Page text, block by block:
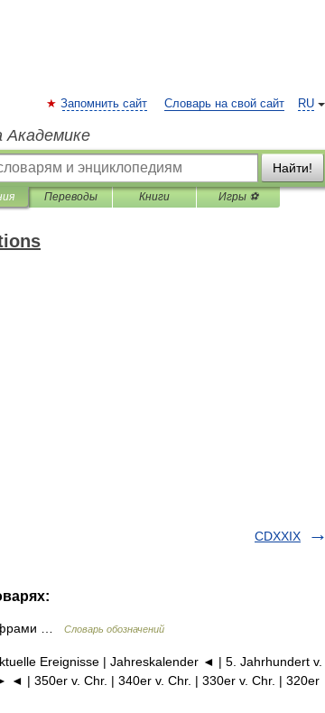
RU
Запомнить сайт Словарь на свой сайт
Академике
Найти!
Переводы Книги Игры ⚽
CDXXIX
… Словарь обозначений
Ereignisse | Jahreskalender ◄ | 5. Jahrhundert v.
◄ | 350er v. Chr. | 340er v. Chr. | 330er v. Chr. | 320er